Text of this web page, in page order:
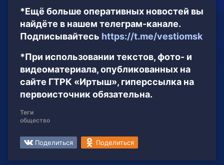
*Ещё больше оперативных новостей вы
найдёте в нашем телеграм-канале.
Подписывайтесь https://t.me/vestiomsk
*При использовании текстов, фото- и
видеоматериала, опубликованных на
сайте ГТРК «Иртыш», гиперссылка на
первоисточник обязательна.
Теги
общество
Поделиться Поделиться